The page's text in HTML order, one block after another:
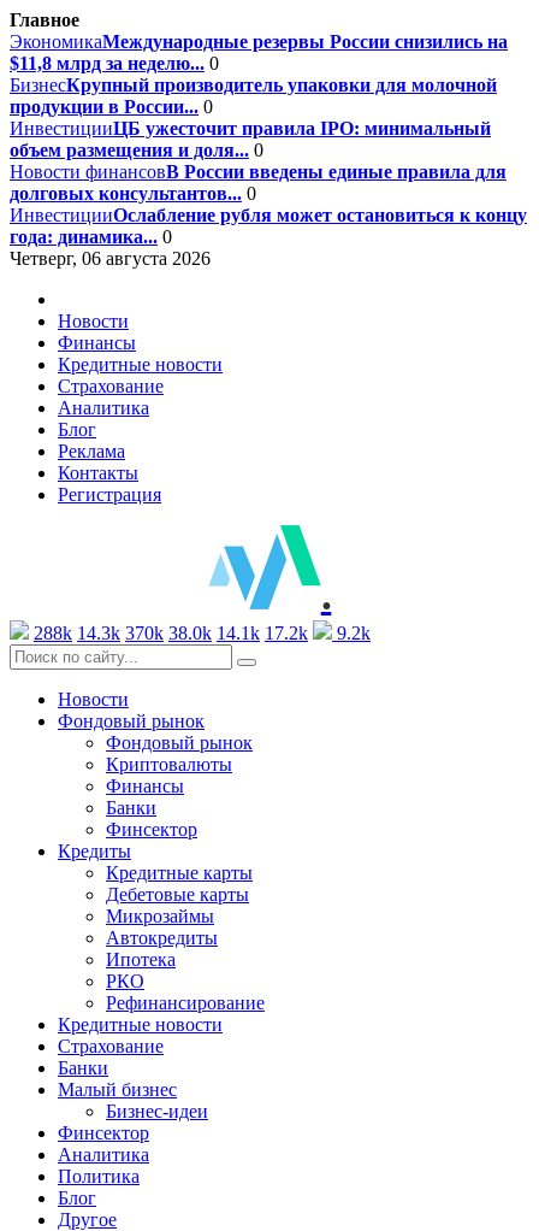
Главное
ЭкономикаМеждународные резервы России снизились на
$11,8 млрд за неделю... 0
БизнесКрупный производитель упаковки для молочной
продукции в России... 0
ИнвестицииЦБ ужесточит правила IPO: минимальный
объем размещения и доля... 0
Новости финансовВ России введены единые правила для
долговых консультантов... 0
ИнвестицииОслабление рубля может остановиться к концу
года: динамика... 0
Четверг, 06 августа 2026
Новости
Финансы
Кредитные новости
Страхование
Аналитика
Блог
Реклама
Контакты
Регистрация
.
288k 14.3k 370k 38.0k 14.1k 17.2k 9.2k
Новости
Фондовый рынок
Фондовый рынок
Криптовалюты
Финансы
Банки
Финсектор
Кредиты
Кредитные карты
Дебетовые карты
Микрозаймы
Автокредиты
Ипотека
РКО
Рефинансирование
Кредитные новости
Страхование
Банки
Малый бизнес
Бизнес-идеи
Финсектор
Аналитика
Политика
Блог
Другое